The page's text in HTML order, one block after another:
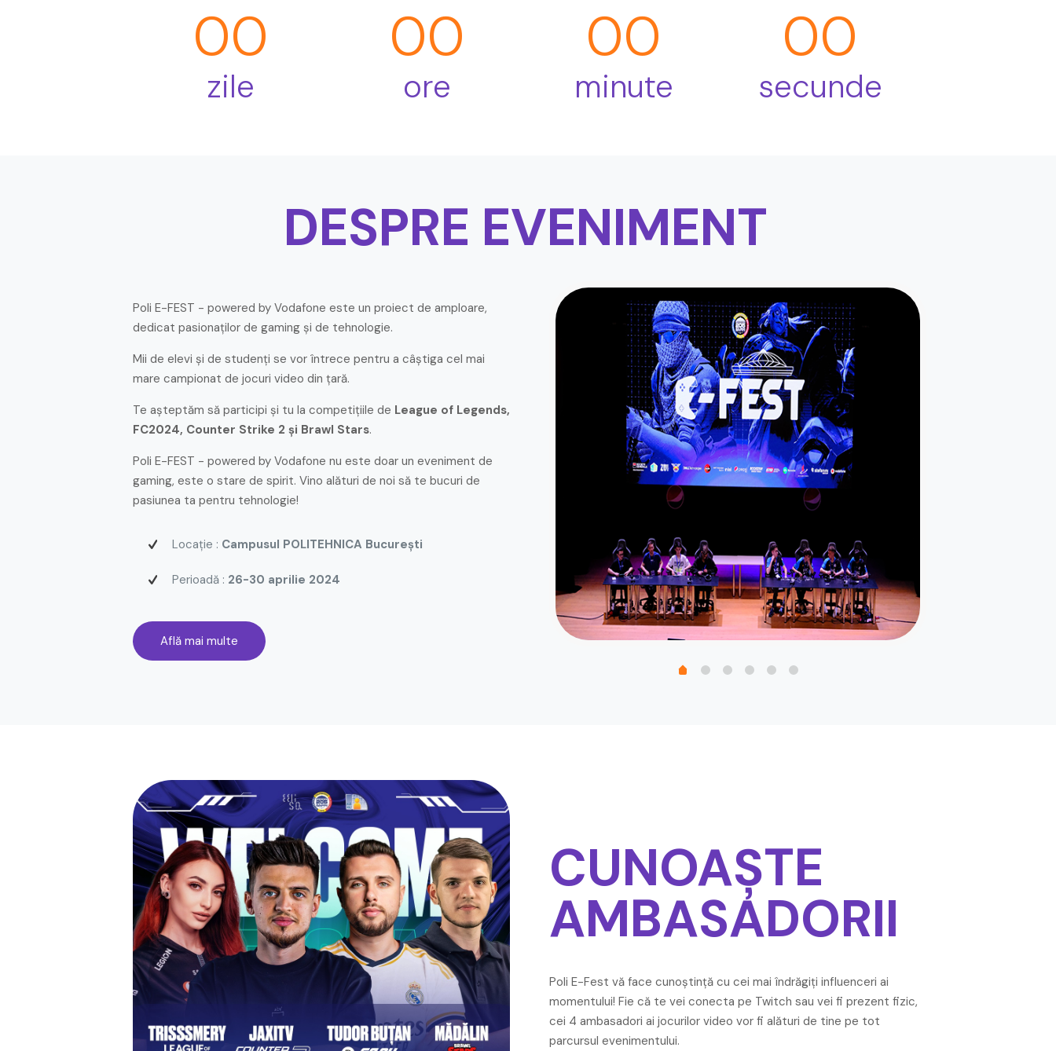
00
zile
00
ore
00
minute
00
secunde
DESPRE EVENIMENT
Poli E-FEST - powered by Vodafone este un proiect de amploare,
dedicat pasionaților de gaming și de tehnologie.
Mii de elevi și de studenți se vor întrece pentru a câștiga cel mai
mare campionat de jocuri video din țară.
Te așteptăm să participi și tu la competițiile de League of Legends,
FC2024, Counter Strike 2 și Brawl Stars.
Poli E-FEST - powered by Vodafone nu este doar un eveniment de
gaming, este o stare de spirit. Vino alături de noi să te bucuri de
pasiunea ta pentru tehnologie!
Locație : Campusul POLITEHNICA București
Perioadă : 26-30 aprilie 2024
Află mai multe
CUNOAȘTE
AMBASADORII
Poli E-Fest vă face cunoștință cu cei mai îndrăgiți influenceri ai
momentului! Fie că te vei conecta pe Twitch sau vei fi prezent fizic,
cei 4 ambasadori ai jocurilor video vor fi alături de tine pe tot
parcursul evenimentului.